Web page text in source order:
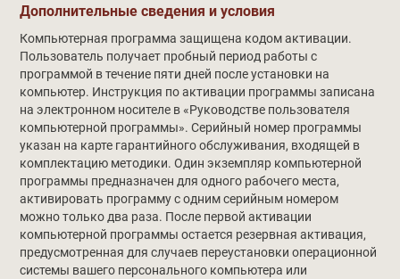
Обучение
Дополнительные сведения и условия
Компьютерная программа защищена кодом активации.
Пользователь получает пробный период работы с
программой в течение пяти дней после установки на
компьютер. Инструкция по активации программы записана
на электронном носителе в «Руководстве пользователя
компьютерной программы». Серийный номер программы
указан на карте гарантийного обслуживания, входящей в
комплектацию методики. Один экземпляр компьютерной
программы предназначен для одного рабочего места,
активировать программу с одним серийным номером
можно только два раза. После первой активации
компьютерной программы остается резервная активация,
предусмотренная для случаев переустановки операционной
системы вашего персонального компьютера или